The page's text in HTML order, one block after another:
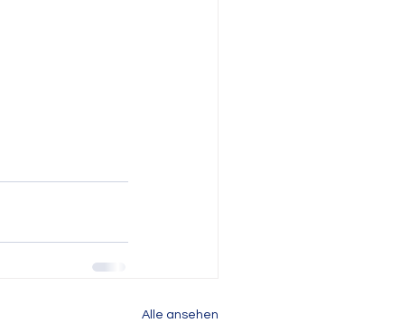
Alle ansehen